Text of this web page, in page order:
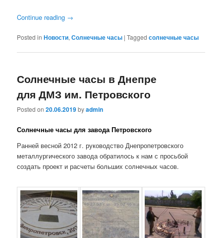
Continue reading →
Posted in Новости,Солнечные часы |Tagged солнечные часы
Солнечные часы в Днепре
для ДМЗ им. Петровского
Posted on20.06.2019byadmin
Солнечные часы для завода Петровского
Ранней весной 2012 г. руководство Днепропетровского
металлургического завода обратилось к нам с просьбой
создать проект и расчеты больших солнечных часов.